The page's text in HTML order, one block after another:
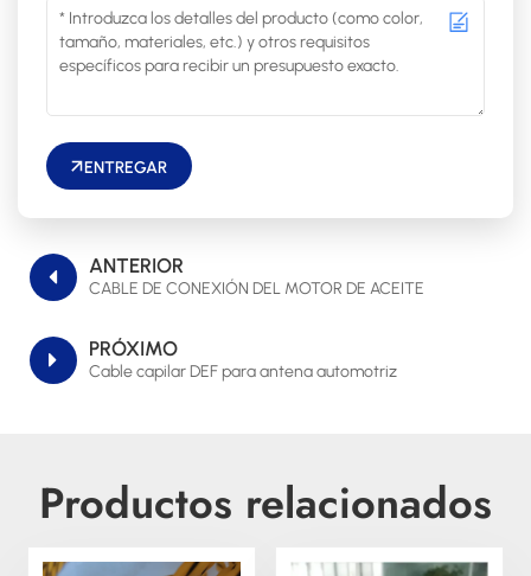
ENTREGAR
ANTERIOR
CABLE DE CONEXIÓN DEL MOTOR DE ACEITE
PRÓXIMO
Cable capilar DEF para antena automotriz
Productos relacionados